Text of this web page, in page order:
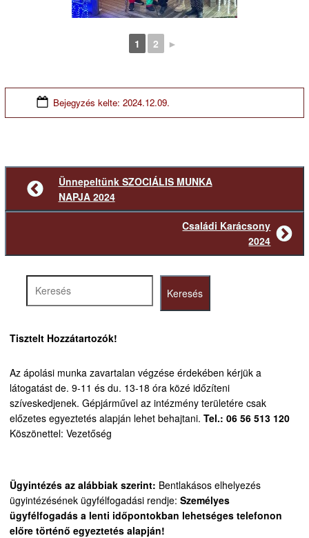
1 2 ►
Bejegyzés kelte: 2024.12.09.
Előző
bejegyzés
Ünnepeltünk SZOCIÁLIS MUNKA
NAPJA 2024
bejegyzés
Családi Karácsony
2024
Keresés
Tisztelt Hozzátartozók!
Az ápolási munka zavartalan végzése érdekében kérjük a
látogatást de. 9-11 és du. 13-18 óra közé időzíteni
szíveskedjenek. Gépjárművel az intézmény területére csak
előzetes egyeztetés alapján lehet behajtani. Tel.: 06 56 513 120
Köszönettel: Vezetőség
Ügyintézés az alábbiak szerint: Bentlakásos elhelyezés
ügyintézésének ügyfélfogadási rendje: Személyes
ügyfélfogadás a lenti időpontokban lehetséges telefonon
előre történő egyeztetés alapján!